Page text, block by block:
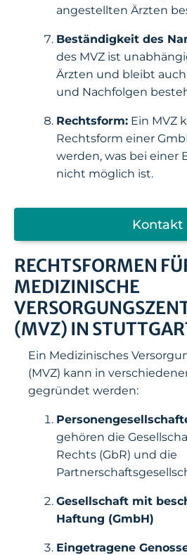
angestellten Ärzten
Beständigkeit des
des MVZ ist
Ärzten und bleibt
und Nachfolgen
Rechtsform: Ein MVZ
Rechtsform einer
werden, was bei einer
nicht möglich ist.
Kontakt
RECHTSFORMEN
MEDIZINISCHE
(MVZ) IN
Ein Medizinisches
(MVZ) kann in
gegründet werden:
gehören die
Rechts (GbR) und die
Gesellschaft mit
Haftung (GmbH)
Eingetragene